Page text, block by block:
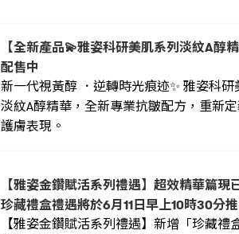
【全新產品💫雅姿科研美肌系列淡紋A醇
配售中
新一代視黃醇 ．逆轉時光痕迹✨ 雅姿科研
淡紋A醇精華，全新專業抗皺配方，重新
護膚表現。
【雅姿金鑽賦活系列禮遇】超效精華篇現
珍藏禮盒禮遇將於6月11日早上10時30分
【雅姿金鑽賦活系列禮遇】新增「珍藏禮